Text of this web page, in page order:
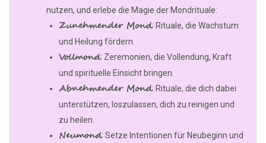
nutzen, und erlebe die Magie der Mondrituale:
Zunehmender Mond: Rituale, die Wachstum
und Heilung fördern.
Vollmond: Zeremonien, die Vollendung, Kraft
und spirituelle Einsicht bringen.
Abnehmender Mond: Rituale, die dich dabei
unterstützen, loszulassen, dich zu reinigen und
zu heilen.
Neumond: Setze Intentionen für Neubeginn und